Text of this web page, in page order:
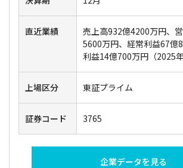
直近業績
売上高932億4200万円、
5600万円、経常利益67億
利益14億700万円（2025年
上場区分 東証プライム
証券コード 3765
企業データを見る